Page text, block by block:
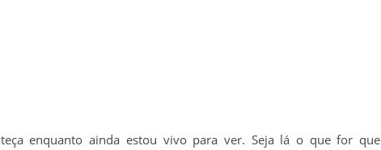
enquanto ainda estou vivo para ver. Seja lá o que for que